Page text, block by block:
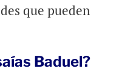
que pueden
Baduel?